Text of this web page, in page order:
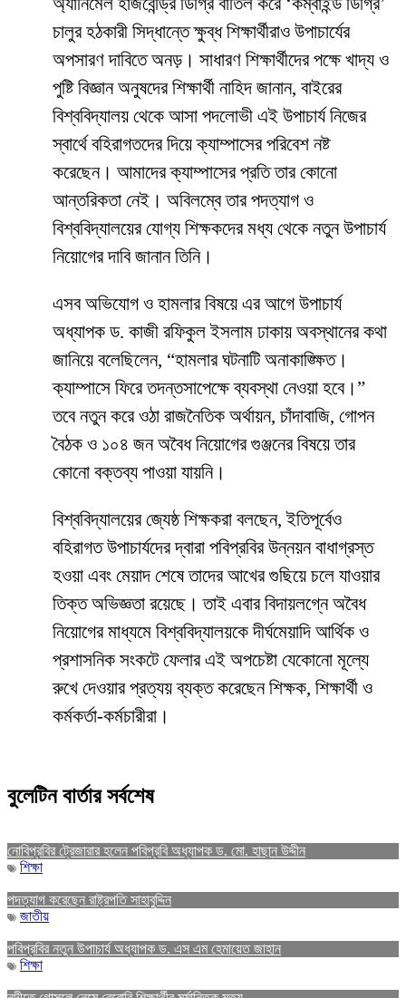
চালুর হঠকারী সিদ্ধান্তে ক্ষুব্ধ শিক্ষার্থীরাও উপাচার্যের
অপসারণ দাবিতে অনড়। সাধারণ শিক্ষার্থীদের পক্ষে খাদ্য ও
পুষ্টি বিজ্ঞান অনুষদের শিক্ষার্থী নাহিদ জানান, বাইরের
বিশ্ববিদ্যালয় থেকে আসা পদলোভী এই উপাচার্য নিজের
স্বার্থে বহিরাগতদের দিয়ে ক্যাম্পাসের পরিবেশ নষ্ট
করেছেন। আমাদের ক্যাম্পাসের প্রতি তার কোনো
আন্তরিকতা নেই। অবিলম্বে তার পদত্যাগ ও
বিশ্ববিদ্যালয়ের যোগ্য শিক্ষকদের মধ্য থেকে নতুন উপাচার্য
নিয়োগের দাবি জানান তিনি।
​এসব অভিযোগ ও হামলার বিষয়ে এর আগে উপাচার্য
অধ্যাপক ড. কাজী রফিকুল ইসলাম ঢাকায় অবস্থানের কথা
জানিয়ে বলেছিলেন, “হামলার ঘটনাটি অনাকাঙ্ক্ষিত।
ক্যাম্পাসে ফিরে তদন্তসাপেক্ষে ব্যবস্থা নেওয়া হবে।”
তবে নতুন করে ওঠা রাজনৈতিক অর্থায়ন, চাঁদাবাজি, গোপন
বৈঠক ও ১০৪ জন অবৈধ নিয়োগের গুঞ্জনের বিষয়ে তার
কোনো বক্তব্য পাওয়া যায়নি।
​বিশ্ববিদ্যালয়ের জ্যেষ্ঠ শিক্ষকরা বলছেন, ইতিপূর্বেও
বহিরাগত উপাচার্যদের দ্বারা পবিপ্রবির উন্নয়ন বাধাগ্রস্ত
হওয়া এবং মেয়াদ শেষে তাদের আখের গুছিয়ে চলে যাওয়ার
তিক্ত অভিজ্ঞতা রয়েছে। তাই এবার বিদায়লগ্নে অবৈধ
নিয়োগের মাধ্যমে বিশ্ববিদ্যালয়কে দীর্ঘমেয়াদি আর্থিক ও
প্রশাসনিক সংকটে ফেলার এই অপচেষ্টা যেকোনো মূল্যে
রুখে দেওয়ার প্রত্যয় ব্যক্ত করেছেন শিক্ষক, শিক্ষার্থী ও
কর্মকর্তা-কর্মচারীরা।
বুলেটিন বার্তার সর্বশেষ
নোবিপ্রবির ট্রেজারার হলেন পবিপ্রবি অধ্যাপক ড. মো. হাছান উদ্দীন
শিক্ষা
পদত্যাগ করেছেন রাষ্ট্রপতি সাহাবুদ্দিন
জাতীয়
পবিপ্রবির নতুন উপাচার্য অধ্যাপক ড. এস এম হেমায়েত জাহান
শিক্ষা